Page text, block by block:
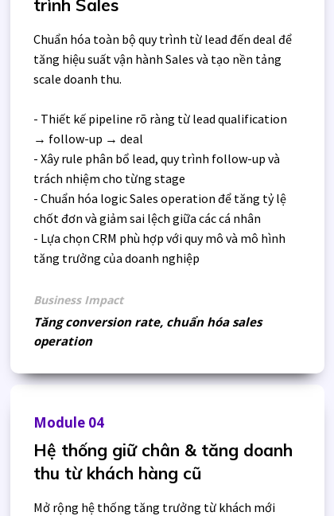
Hệ thống giữ chân & tăng doanh
thu từ khách hàng cũ
Mở rộng hệ thống tăng trưởng từ khách mới
Module 04
trình Sales
Chuẩn hóa toàn bộ quy trình từ lead đến deal để
tăng hiệu suất vận hành Sales và tạo nền tảng
scale doanh thu.
- Thiết kế pipeline rõ ràng từ lead qualification
→ follow-up → deal
- Xây rule phân bổ lead, quy trình follow-up và
trách nhiệm cho từng stage
- Chuẩn hóa logic Sales operation để tăng tỷ lệ
chốt đơn và giảm sai lệch giữa các cá nhân
- Lựa chọn CRM phù hợp với quy mô và mô hình
tăng trưởng của doanh nghiệp
Tăng conversion rate, chuẩn hóa sales
operation
Business Impact